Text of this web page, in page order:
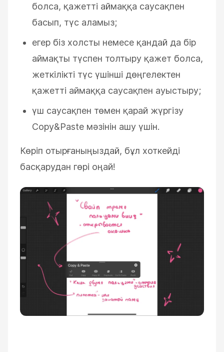
болса, қажетті аймаққа саусақпен
басып, түс аламыз;
егер біз холсты немесе қандай да бір
аймақты түспен толтыру қажет болса,
жеткілікті түс үшінші дөңгелектен
қажетті аймаққа саусақпен ауыстыру;
үш саусақпен төмен қарай жүргізу
Copy&Paste мәзінін ашу үшін.
Көріп отырғаныңыздай, бұл хоткейді
басқарудан гөрі оңай!